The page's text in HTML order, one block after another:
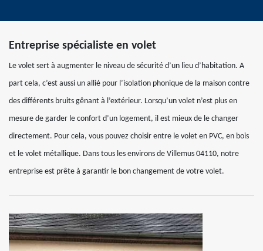
Entreprise spécialiste en volet
Le volet sert à augmenter le niveau de sécurité d’un lieu d’habitation. A
part cela, c’est aussi un allié pour l’isolation phonique de la maison contre
des différents bruits gênant à l’extérieur. Lorsqu’un volet n’est plus en
mesure de garder le confort d’un logement, il est mieux de le changer
directement. Pour cela, vous pouvez choisir entre le volet en PVC, en bois
et le volet métallique. Dans tous les environs de Villemus 04110, notre
entreprise est prête à garantir le bon changement de votre volet.